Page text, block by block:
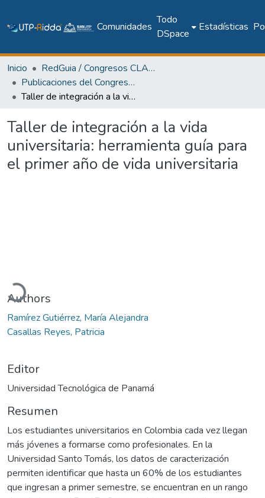
Comunidades
Todo
DSpace
Estadísticas
Inicio
RedGuia / Congresos CLABES
Publicaciones del Congreso Internacional CLABES
Taller de integración a la vida universitaria: herramienta guía para el primer año de vida universitaria
Taller de integración a la vida
universitaria: herramienta guía para
el primer año de vida universitaria
Cargando...
Authors
Ramírez Gutiérrez, María Alejandra
Casallas Reyes, Patricia
Editor
Universidad Tecnológica de Panamá
Resumen
Los estudiantes universitarios en Colombia cada vez llegan
más jóvenes a formarse como profesionales. En la
Universidad Santo Tomás, los datos de caracterización
permiten identificar que hasta un 60% de los estudiantes
que ingresan a primer semestre, se encuentran en un rango